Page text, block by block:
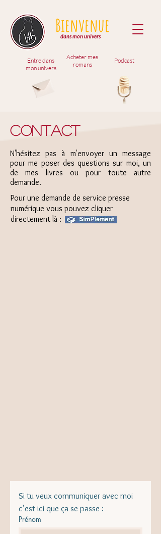
dans mon univers
Bienvenue
Entre dans
mon univers
Acheter mes
romans
Podcast
CONTACT
N'hésitez pas à m'envoyer un message
pour me poser des questions sur moi, un
de mes livres ou pour toute autre
demande.​​
Pour une demande de service presse
numérique vous pouvez cliquer
directement là :
Si tu veux communiquer avec moi
c'est ici que ça se passe :
Prénom